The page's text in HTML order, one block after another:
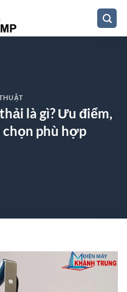
là gì? Ưu điểm,
chọn phù hợp